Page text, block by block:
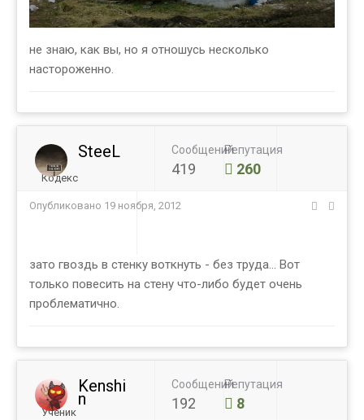
не знаю, как вы, но я отношусь несколько
настороженно.
SteeL
Кодекс
Сообщений
419
Репутация
260
Опубликовано 19 ноября, 2012
зато гвоздь в стенку воткнуть - без труда... Вот
только повесить на стену что-либо будет очень
проблематично.
Kenshi
n
Ученик
Сообщений
192
Репутация
8